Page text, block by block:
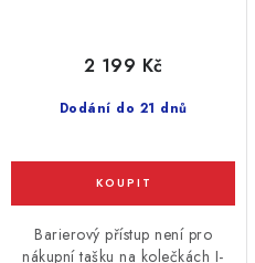
Dodání do 21 dnů
2 199 Kč
Barierový přístup není pro
nákupní tašku na kolečkách I-